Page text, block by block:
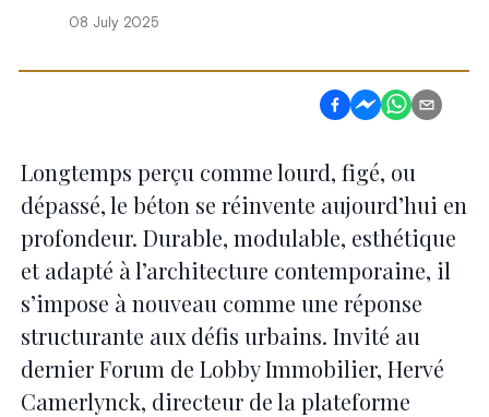
08 July 2025
Longtemps perçu comme lourd, figé, ou
dépassé, le béton se réinvente aujourd’hui en
profondeur. Durable, modulable, esthétique
et adapté à l’architecture contemporaine, il
s’impose à nouveau comme une réponse
structurante aux défis urbains. Invité au
dernier Forum de Lobby Immobilier, Hervé
Camerlynck, directeur de la plateforme